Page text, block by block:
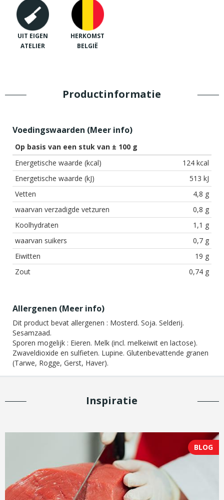
UIT EIGEN
ATELIER
HERKOMST
BELGIË
Productinformatie
Voedingswaarden (Meer info)
Op basis van een stuk van ± 100 g
Energetische waarde (kcal)
124 kcal
Energetische waarde (kJ)
513 kJ
Vetten
4,8 g
waarvan verzadigde vetzuren
0,8 g
Koolhydraten
1,1 g
waarvan suikers
0,7 g
Eiwitten
19 g
Zout
0,74 g
Allergenen (Meer info)
Dit product bevat allergenen : Mosterd. Soja. Selderij.
Sesamzaad.
Sporen mogelijk : Eieren. Melk (incl. melkeiwit en lactose).
Zwaveldioxide en sulfieten. Lupine. Glutenbevattende granen
(Tarwe, Rogge, Gerst, Haver).
Inspiratie
BLOG